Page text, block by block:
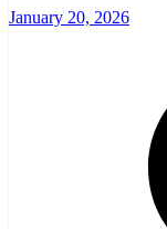
January 20, 2026